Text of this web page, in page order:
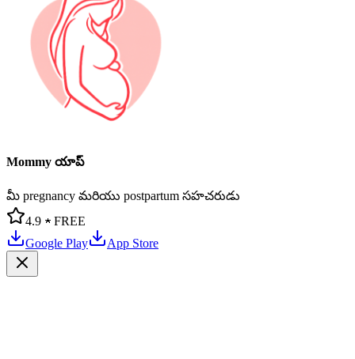
Mommy యాప్
మీ pregnancy మరియు postpartum సహచరుడు
4.9 ★ FREE
Google Play
App Store